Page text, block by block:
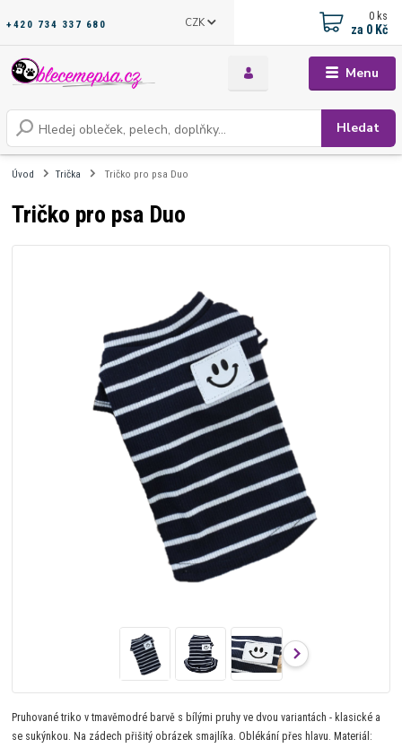
Menu
CZK
Hledat
+420 734 337 680
0 ks
za 0 Kč
Úvod Trička Tričko pro psa Duo
Tričko pro psa Duo
Pruhované triko v tmavěmodré barvě s bílými pruhy ve dvou variantách - klasické a
se sukýnkou. Na zádech přišitý obrázek smajlíka. Oblékání přes hlavu. Materiál: